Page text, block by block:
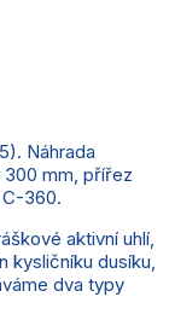
Náhrada
mm, přířez
360.
aktivní uhlí,
kysličníku dusíku,
dva typy